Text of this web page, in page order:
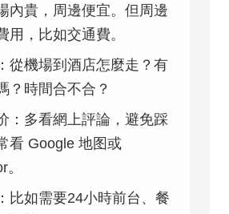
內貴，周邊便宜。但周邊
用，比如交通費。
從機場到酒店怎麼走？有
？時間合不合？
：多看網上評論，避免踩
看 Google 地图或
比如需要24小時前台、餐